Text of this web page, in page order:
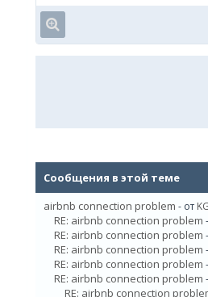
Сообщения в этой теме
airbnb connection problem - от
RE: airbnb connection problem
RE: airbnb connection problem
RE: airbnb connection problem
RE: airbnb connection problem
RE: airbnb connection problem
RE: airbnb connection